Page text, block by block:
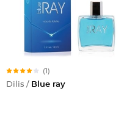
(1)
Dilis / Blue ray